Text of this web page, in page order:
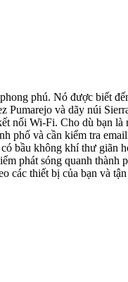
phú. Nó được biết
và dãy núi
nối Wi-Fi. Cho dù bạn
phố và cần kiểm tra
bầu không khí thư
phát sóng quanh
thiết bị của bạn và